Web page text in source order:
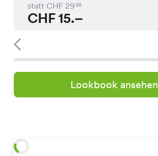
statt CHF 2995
CHF15.–
Lookbook ansehen